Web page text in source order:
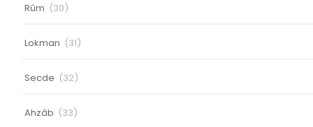
Rûm (30)
Lokman (31)
Secde (32)
Ahzâb (33)